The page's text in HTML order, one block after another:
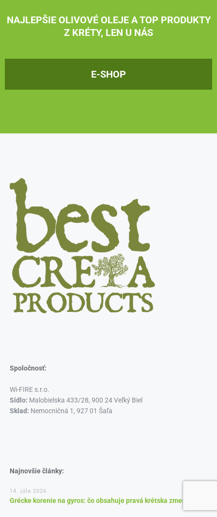
NAJLEPŠIE OLIVOVÉ OLEJE A TOP PRODUKTY
Z KRÉTY, LEN U NÁS
E-SHOP
Spoločnosť:
Wi-FIRE s.r.o.
Sídlo: Malobielska 433/28, 900 24 Veľký Biel
Sklad: Nemocničná 1, 927 01 Šaľa
Najnovšie články:
14. júla 2026
Grécke korenie na gyros: čo obsahuje pravá krétska zmes